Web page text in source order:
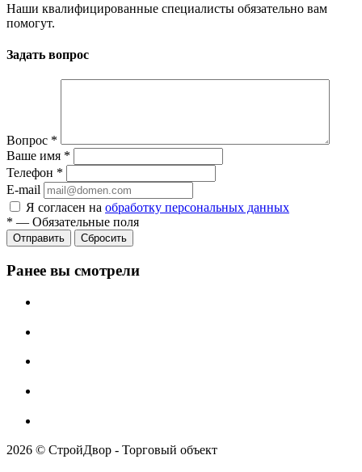
Наши квалифицированные специалисты обязательно вам
помогут.
Задать вопрос
Вопрос *
Ваше имя *
Телефон *
E-mail
Я согласен на обработку персональных данных
* — Обязательные поля
Отправить Сбросить
Ранее вы смотрели
2026 © СтройДвор - Торговый объект